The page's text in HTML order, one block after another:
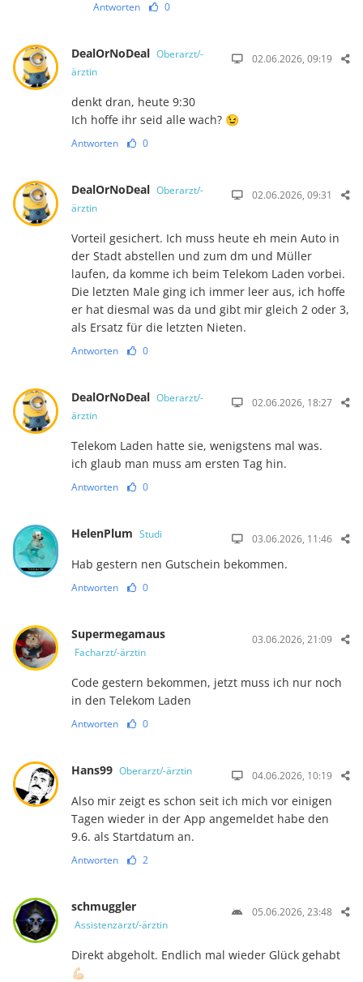
Antworten 0
DealOrNoDeal Oberarzt/-
ärztin
02.06.2026, 09:19
denkt dran, heute 9:30
Ich hoffe ihr seid alle wach? 😉
Antworten 0
DealOrNoDeal Oberarzt/-
ärztin
02.06.2026, 09:31
Vorteil gesichert. Ich muss heute eh mein Auto in
der Stadt abstellen und zum dm und Müller
laufen, da komme ich beim Telekom Laden vorbei.
Die letzten Male ging ich immer leer aus, ich hoffe
er hat diesmal was da und gibt mir gleich 2 oder 3,
als Ersatz für die letzten Nieten.
Antworten 0
DealOrNoDeal Oberarzt/-
ärztin
02.06.2026, 18:27
Telekom Laden hatte sie, wenigstens mal was.
ich glaub man muss am ersten Tag hin.
Antworten 0
HelenPlum Studi 03.06.2026, 11:46
Hab gestern nen Gutschein bekommen.
Antworten 0
Supermegamaus
Facharzt/-ärztin
03.06.2026, 21:09
Code gestern bekommen, jetzt muss ich nur noch
in den Telekom Laden
Antworten 0
Hans99 Oberarzt/-ärztin 04.06.2026, 10:19
Also mir zeigt es schon seit ich mich vor einigen
Tagen wieder in der App angemeldet habe den
9.6. als Startdatum an.
Antworten 2
schmuggler
Assistenzarzt/-ärztin
05.06.2026, 23:48
Direkt abgeholt. Endlich mal wieder Glück gehabt
💪🏻